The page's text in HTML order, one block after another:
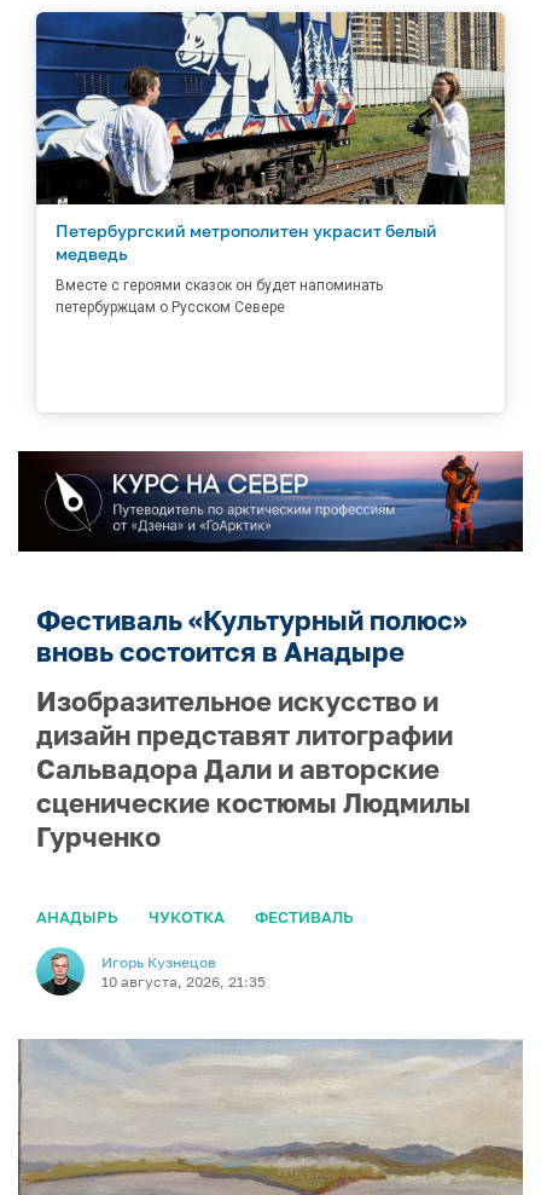
Петербургский метрополитен украсит белый
медведь
Вместе с героями сказок он будет напоминать
петербуржцам о Русском Севере
Фестиваль «Культурный полюс»
вновь состоится в Анадыре
Изобразительное искусство и
дизайн представят литографии
Сальвадора Дали и авторские
сценические костюмы Людмилы
Гурченко
АНАДЫРЬ ЧУКОТКА ФЕСТИВАЛЬ
Игорь Кузнецов
10 августа, 2026, 21:35